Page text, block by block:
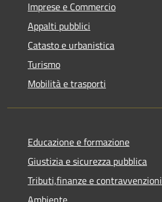
Imprese e Commercio
Appalti pubblici
Catasto e urbanistica
Turismo
Mobilità e trasporti
Educazione e formazione
Giustizia e sicurezza pubblica
Tributi,finanze e contravvenzioni